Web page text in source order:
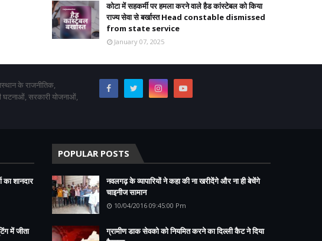
कोटा में सहकर्मी पर हमला करने वाले हैड कांस्टेबल को किया
राज्य सेवा से बर्खास्त Head constable dismissed
from state service
January 07, 2025
के राजनीतिक,
घटनाओं, सरकारी योजनाओं,
का शानदार
में जीता
POPULAR POSTS
नवलगढ़ के व्यापारियों ने कहा की ना खरीदेंगे और ना ही बेचेंगे
चाइनीज सामान
10/04/2016 09:45:00 Pm
ग्रामीण डाक सेवको को नियमित करने का दिल्ली कैट ने दिया